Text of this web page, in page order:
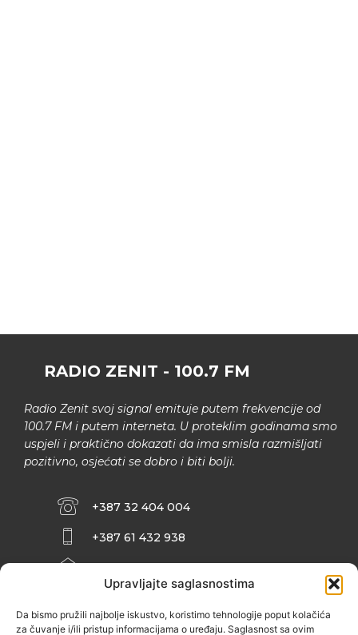
Upravljajte saglasnostima
Da bismo pružili najbolje iskustvo, koristimo tehnologije poput kolačića
za čuvanje i/ili pristup informacijama o uređaju. Saglasnost sa ovim
RADIO ZENIT - 100.7 FM
Radio Zenit svoj signal emituje putem frekvencije od
100.7 FM i putem interneta. U proteklim godinama smo
uspjeli i praktično dokazati da ima smisla razmišljati
pozitivno, osjećati se dobro i biti bolji.
+387 32 404 004
+387 61 432 938
INFO@ZENIT.BA
ZENIČANKA, 3. SPRAT), 72000 ZENICA